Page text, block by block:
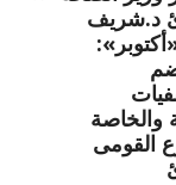
د.شريف
والخاصة
القومى